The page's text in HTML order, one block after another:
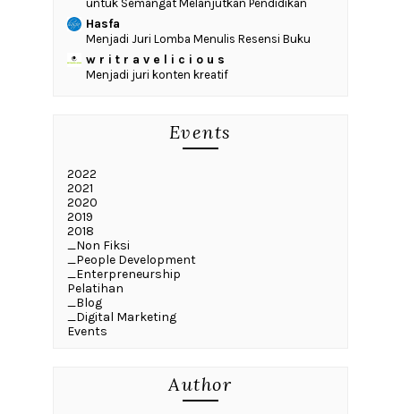
untuk Semangat Melanjutkan Pendidikan
Hasfa
Menjadi Juri Lomba Menulis Resensi Buku
w r i t r a v e l i c i o u s
Menjadi juri konten kreatif
Events
2022
2021
2020
2019
2018
_Non Fiksi
_People Development
_Enterpreneurship
Pelatihan
_Blog
_Digital Marketing
Events
Author